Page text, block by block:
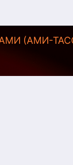
АМИ (АМИ-